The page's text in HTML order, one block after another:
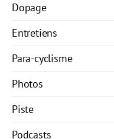
Dopage
Entretiens
Para-cyclisme
Photos
Piste
Podcasts